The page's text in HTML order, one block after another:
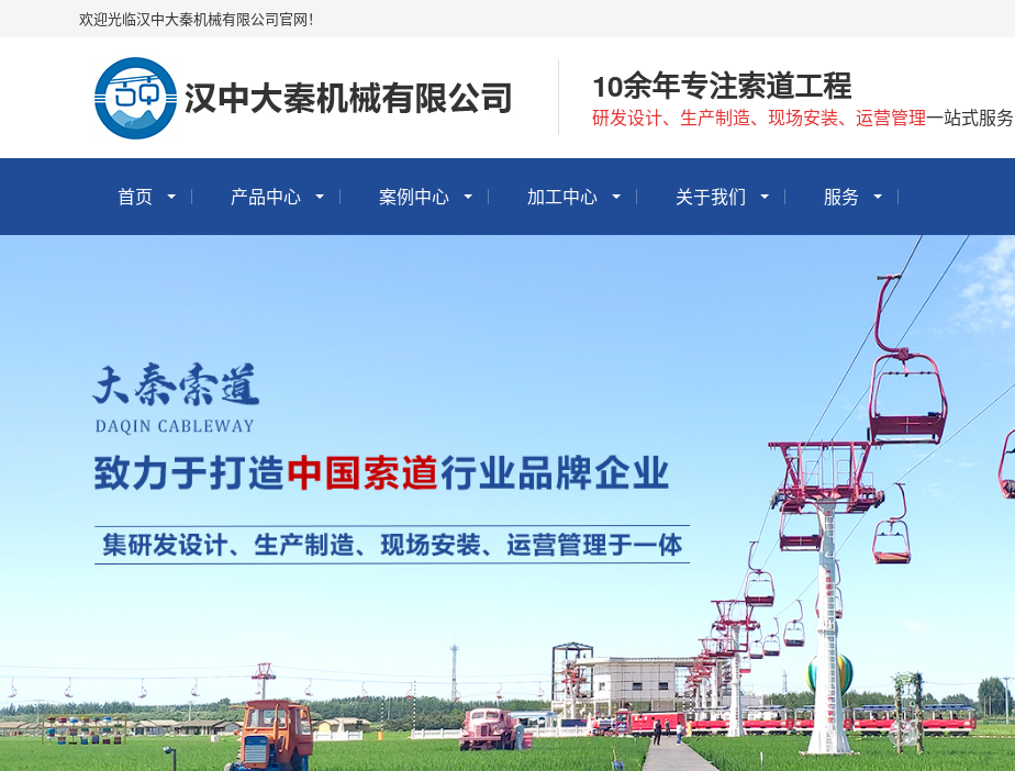
欢迎光临汉中大秦机械有限公司官网！
10余年专注索道工程
研发设计、生产制造、现场安装、运营管理一站式服务
首页 产品中心 案例中心 加工中心 关于我们 服务